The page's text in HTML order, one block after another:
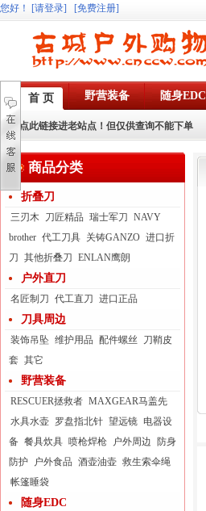
您好 ！ [请登录] [免费注册]
首 页 野营装备 随身EDC
点此链接进老站点！但仅供查询不能下单
商品分类
折叠刀
三刃木 刀匠精品 瑞士军刀 NAVY
brother 代工刀具 关铸GANZO 进口折
刀 其他折叠刀 ENLAN鹰朗
户外直刀
名匠制刀 代工直刀 进口正品
刀具周边
装饰吊坠 维护用品 配件螺丝
刀鞘皮
套 其它
野营装备
RESCUER拯救者 MAXGEAR马盖先
水具水壶 罗盘指北针 望远镜 电器设
备 餐具炊具 喷枪焊枪 户外周边
防身
防护
户外食品 酒壶油壶 救生索伞绳
帐篷睡袋
随身EDC